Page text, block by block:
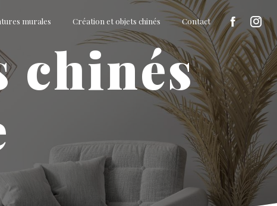
murales Création et objets chinés Contact